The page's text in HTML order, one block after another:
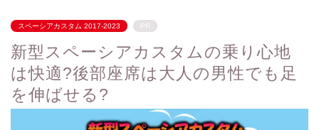
スペーシアカスタム 2017-2023 PR
新型スペーシアカスタムの乗り心地
は快適?後部座席は大人の男性でも足
を伸ばせる?